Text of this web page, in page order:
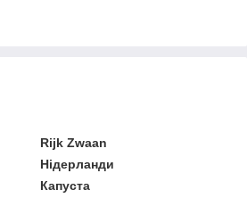
Rijk Zwaan
Нідерланди
Капуста